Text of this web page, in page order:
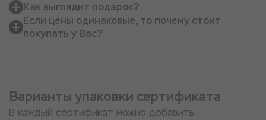
Как выглядит подарок?
Если цены одинаковые, то почему стоит
покупать у Вас?
Варианты упаковки сертификата
В каждый сертификат можно добавить